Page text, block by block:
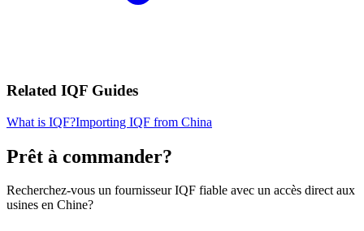
Related IQF Guides
What is IQF?Importing IQF from China
Prêt à commander?
Recherchez-vous un fournisseur IQF fiable avec un accès direct aux
usines en Chine?